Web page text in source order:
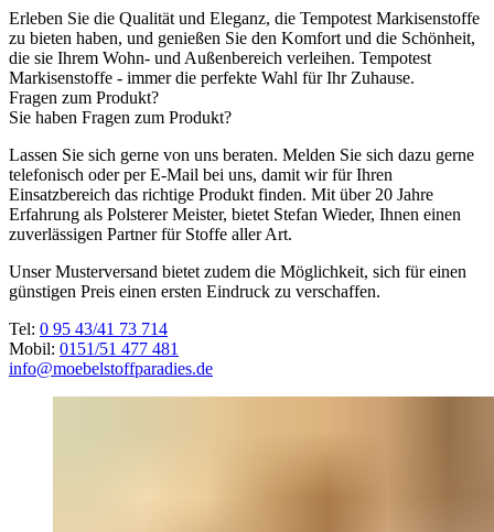
Erleben Sie die Qualität und Eleganz, die Tempotest Markisenstoffe
zu bieten haben, und genießen Sie den Komfort und die Schönheit,
die sie Ihrem Wohn- und Außenbereich verleihen. Tempotest
Markisenstoffe - immer die perfekte Wahl für Ihr Zuhause.
Fragen zum Produkt?
Sie haben Fragen zum Produkt?
Lassen Sie sich gerne von uns beraten. Melden Sie sich dazu gerne
telefonisch oder per E-Mail bei uns, damit wir für Ihren
Einsatzbereich das richtige Produkt finden. Mit über 20 Jahre
Erfahrung als Polsterer Meister, bietet Stefan Wieder, Ihnen einen
zuverlässigen Partner für Stoffe aller Art.
Unser Musterversand bietet zudem die Möglichkeit, sich für einen
günstigen Preis einen ersten Eindruck zu verschaffen.
Tel: 0 95 43/41 73 714
Mobil: 0151/51 477 481
info@moebelstoffparadies.de